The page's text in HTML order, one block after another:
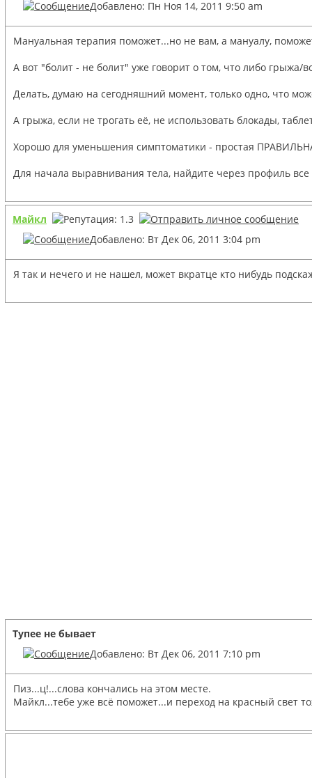
Добавлено: Пн Ноя 14, 2011 9:50 am
Мануальная терапия поможет...но не вам, а мануалу,
А вот "болит - не болит" уже говорит о том, что либо грыжа/
Делать, думаю на сегодняшний момент, только одно, что
А грыжа, если не трогать её, не использовать блокады,
Хорошо для уменьшения симптоматики - простая
Для начала выравнивания тела, найдите через профиль
Майкл
Добавлено: Вт Дек 06, 2011 3:04 pm
Я так и нечего и не нашел, может вкратце кто нибудь
Тупее не бывает
Добавлено: Вт Дек 06, 2011 7:10 pm
Пиз...ц!...слова кончались на этом месте.
Майкл...тебе уже всё поможет...и переход на красный свет